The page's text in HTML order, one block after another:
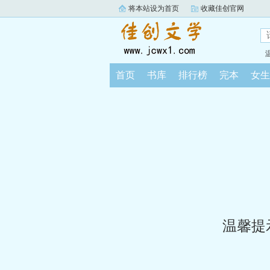
将本站设为首页 收藏佳创官网
首页 书库 排行榜 完本 女
温馨提